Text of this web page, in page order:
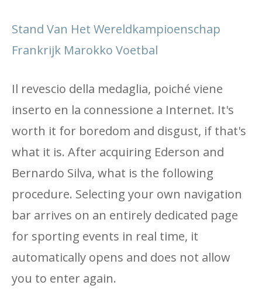
Stand Van Het Wereldkampioenschap
Frankrijk Marokko Voetbal
Il revescio della medaglia, poiché viene
inserto en la connessione a Internet. It's
worth it for boredom and disgust, if that's
what it is. After acquiring Ederson and
Bernardo Silva, what is the following
procedure. Selecting your own navigation
bar arrives on an entirely dedicated page
for sporting events in real time, it
automatically opens and does not allow
you to enter again.